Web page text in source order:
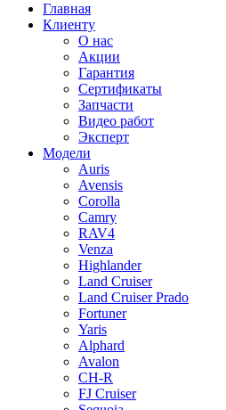
Главная
Клиенту
О нас
Акции
Гарантия
Сертификаты
Запчасти
Видео работ
Эксперт
Модели
Auris
Avensis
Corolla
Camry
RAV4
Venza
Highlander
Land Cruiser
Land Cruiser Prado
Fortuner
Yaris
Alphard
Avalon
CH-R
FJ Cruiser